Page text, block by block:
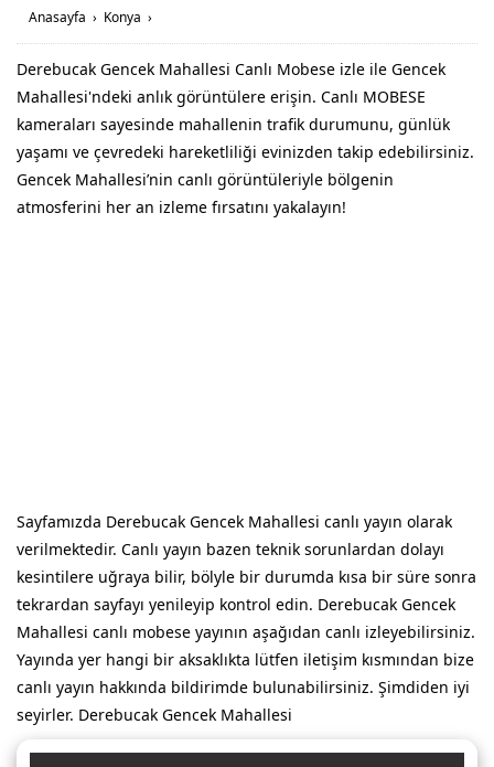
Anasayfa › Konya ›
Derebucak Gencek Mahallesi Canlı Mobese izle ile Gencek
Mahallesi'ndeki anlık görüntülere erişin. Canlı MOBESE
kameraları sayesinde mahallenin trafik durumunu, günlük
yaşamı ve çevredeki hareketliliği evinizden takip edebilirsiniz.
Gencek Mahallesi’nin canlı görüntüleriyle bölgenin
atmosferini her an izleme fırsatını yakalayın!
Sayfamızda Derebucak Gencek Mahallesi canlı yayın olarak
verilmektedir. Canlı yayın bazen teknik sorunlardan dolayı
kesintilere uğraya bilir, bölyle bir durumda kısa bir süre sonra
tekrardan sayfayı yenileyip kontrol edin. Derebucak Gencek
Mahallesi canlı mobese yayının aşağıdan canlı izleyebilirsiniz.
Yayında yer hangi bir aksaklıkta lütfen iletişim kısmından bize
canlı yayın hakkında bildirimde bulunabilirsiniz. Şimdiden iyi
seyirler. Derebucak Gencek Mahallesi